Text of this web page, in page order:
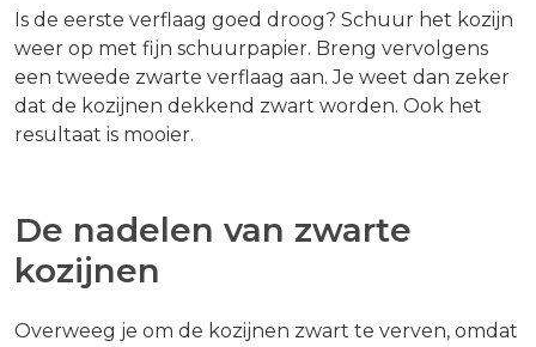
Is de eerste verflaag goed droog? Schuur het kozijn
weer op met fijn schuurpapier. Breng vervolgens
een tweede zwarte verflaag aan. Je weet dan zeker
dat de kozijnen dekkend zwart worden. Ook het
resultaat is mooier.
De nadelen van zwarte
kozijnen
Overweeg je om de kozijnen zwart te verven, omdat